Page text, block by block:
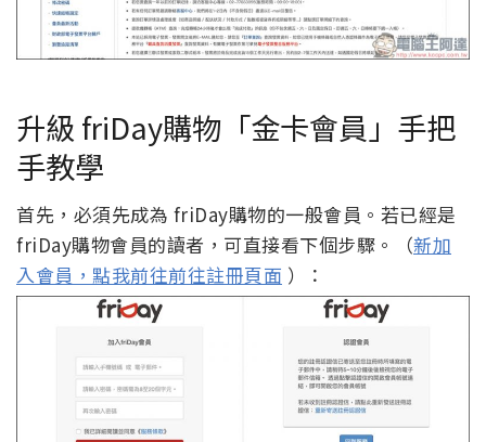
升級 friDay購物「金卡會員」手把
手教學
首先，必須先成為 friDay購物的一般會員。若已經是
friDay購物會員的讀者，可直接看下個步驟。（新加
入會員，點我前往前往註冊頁面 ）：